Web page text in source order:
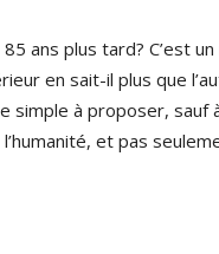
ans plus tard? C’est
en sait-il plus que
simple à proposer, sauf
et pas